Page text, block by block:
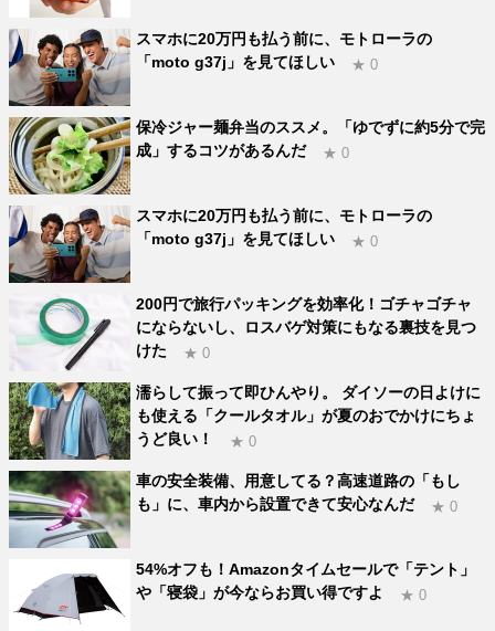
スマホに20万円も払う前に、モトローラの
「moto g37j」を見てほしい
★ 0
保冷ジャー麺弁当のススメ。「ゆでずに約5分で完
成」するコツがあるんだ
★ 0
スマホに20万円も払う前に、モトローラの
「moto g37j」を見てほしい
★ 0
200円で旅行パッキングを効率化！ゴチャゴチャ
にならないし、ロスバゲ対策にもなる裏技を見つ
けた
★ 0
濡らして振って即ひんやり。 ダイソーの日よけに
も使える「クールタオル」が夏のおでかけにちょ
うど良い！
★ 0
車の安全装備、用意してる？高速道路の「もし
も」に、車内から設置できて安心なんだ
★ 0
54%オフも！Amazonタイムセールで「テント」
や「寝袋」が今ならお買い得ですよ
★ 0